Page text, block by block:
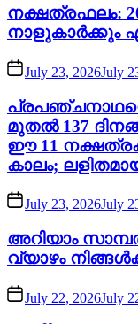
നക്ഷത്രഫലം:
നാളുകാർക്കും
July 23, 2026July
മുതൽ 137
ഈ 11
കാലം;
July 23, 2026July
അറിയാം
വ്യാഴം
July 22, 2026July